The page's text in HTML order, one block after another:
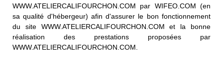
WWW.ATELIERCALIFOURCHON.COM par WIFEO.COM (en
sa qualité d'hébergeur) afin d'assurer le bon fonctionnement
du site WWW.ATELIERCALIFOURCHON.COM et la bonne
réalisation des prestations proposées par
WWW.ATELIERCALIFOURCHON.COM.